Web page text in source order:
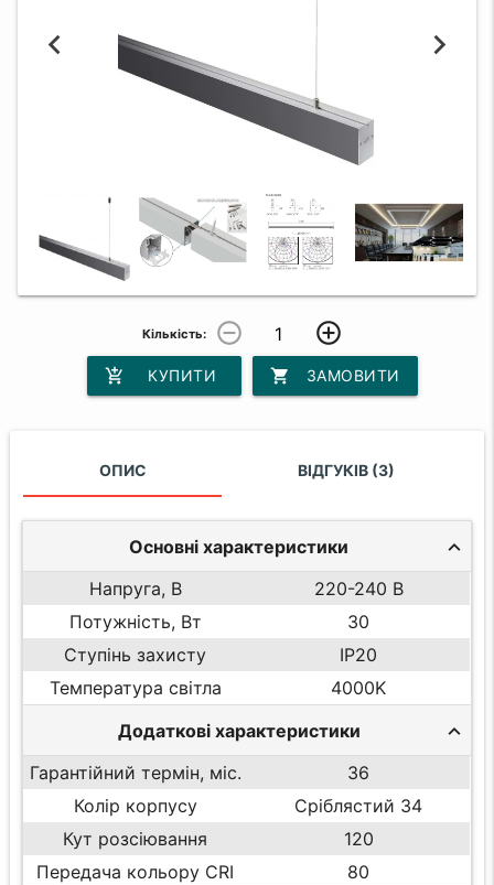
Кількість: remove_circle_outline add_circle_outline
add_shopping_cart КУПИТИ shopping_cart ЗАМОВИТИ
ОПИС ВІДГУКІВ (3)
Основні характеристики
Напруга, В
220-240 В
Потужність, Вт
30
Ступінь захисту
IP20
Температура світла
4000K
Додаткові характеристики
Гарантійний термін, міс.
36
Колір корпусу
Сріблястий 34
Кут розсіювання
120
Передача кольору CRI
80